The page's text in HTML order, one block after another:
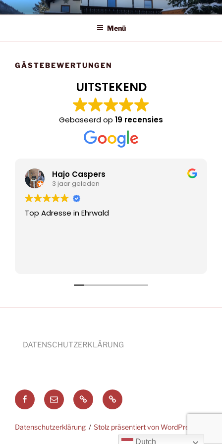
Zum
InhaltHOLZERECK
Menü
GÄSTEBEWERTUNGEN
UITSTEKEND
Gebaseerd op 19 recensies
Hajo Caspers
3 jaar geleden
Top Adresse in Ehrwald
DATENSCHUTZERKLÄRUNG
Facebook
E-
Mail
NederlandsEnglish
Datenschutzerklärung
Stolz präsentiert von WordPress
Dutch